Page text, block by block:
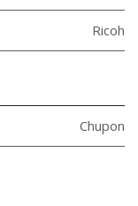
Ricoh
Chupon